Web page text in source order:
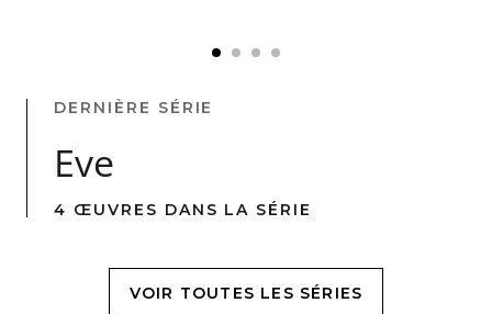
DERNIÈRE SÉRIE
Eve
4 ŒUVRES DANS LA SÉRIE
VOIR TOUTES LES SÉRIES